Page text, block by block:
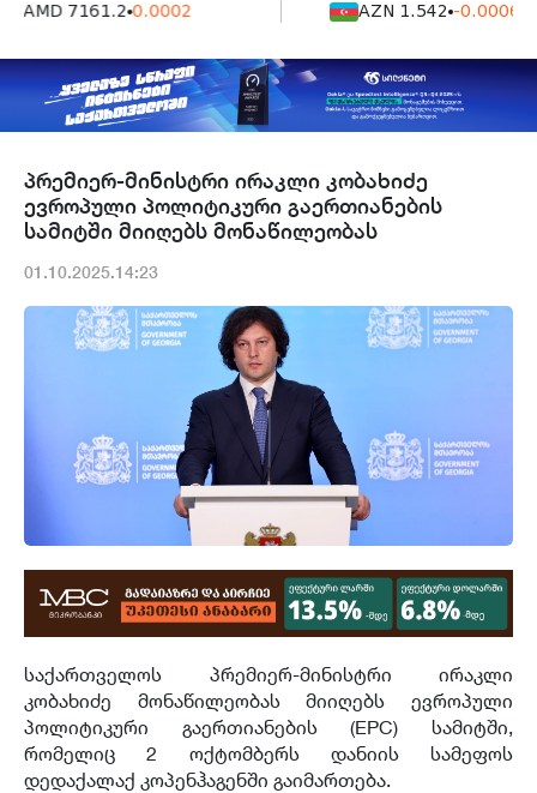
AMD 7161.2 0.0002 AZN 1.542 -0.0006
პრემიერ-მინისტრი ირაკლი კობახიძე
ევროპული პოლიტიკური გაერთიანების
სამიტში მიიღებს მონაწილეობას
01.10.2025.14:23
საქართველოს პრემიერ-მინისტრი ირაკლი
კობახიძე მონაწილეობას მიიღებს ევროპული
პოლიტიკური გაერთიანების (EPC) სამიტში,
რომელიც 2 ოქტომბერს დანიის სამეფოს
დედაქალაქ კოპენჰაგენში გაიმართება.